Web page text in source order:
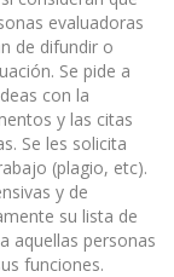
evaluadoras
de difundir o
Se pide a
con la
y las citas
Se les solicita
(plagio, etc).
y de
su lista de
aquellas personas
funciones.